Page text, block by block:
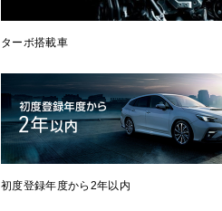
ターボ搭載車
初度登録年度から2年以内